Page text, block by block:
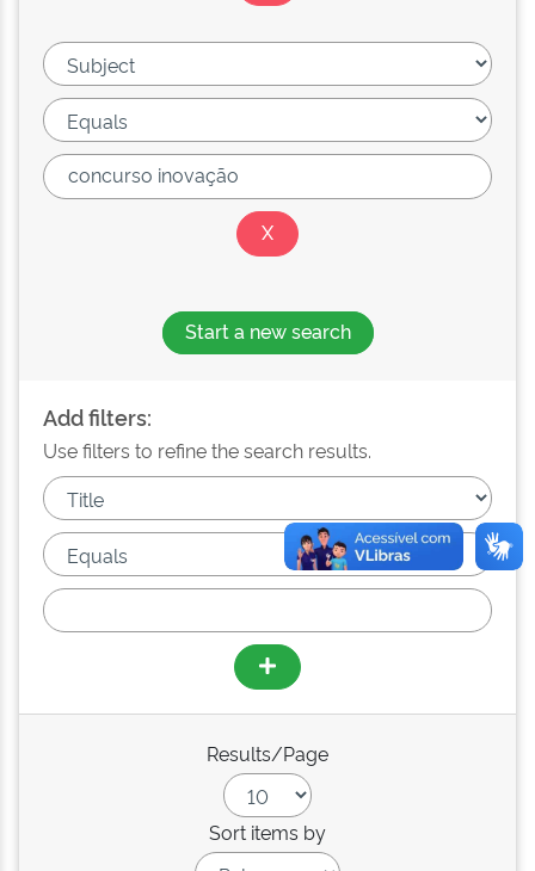
Start a new search
Add filters:
Use filters to refine the search results.
Results/Page
Sort items by